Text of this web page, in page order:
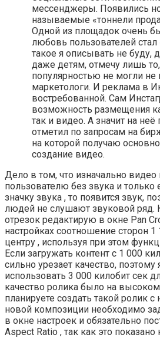
мессенджеры. Появились
называемые «тоннели
Одной из площадок очень
любовь пользователей стал
такое я описывать не буду,
даже детям, отмечу лишь то,
популярностью не могли не
маркетологи. И реклама в
востребованной. Сам
возможность размещения
так и видео. А значит на неё
отметил по запросам на
на которой получаю
создание видео.
Дело в том, что изначально видео
пользователю без звука и только
значку звука , то появится звук,
людей не слушают звуковой
отрезок редактирую в окне Pan
настройках соотношение сторон
центру , используя при этом
Если загружать контент с 1 000
сильно урезает качество,
использовать 3 000 килобит сек
качество ролика было на
планируете создать такой ролик с
новой композиции необходимо
в окне настроек и обязательно
Aspect Ratio , так как это